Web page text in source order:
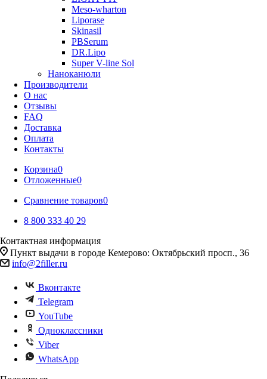
Meso-wharton
Liporase
Skinasil
PBSerum
DR.Lipo
Super V-line Sol
Наноканюли
Производители
О нас
Отзывы
FAQ
Доставка
Оплата
Контакты
Корзина0
Отложенные0
Сравнение товаров0
8 800 333 40 29
Контактная информация
Пункт выдачи в городе Кемерово: Октябрьский просп., 36
info@2filler.ru
Вконтакте
Telegram
YouTube
Одноклассники
Viber
WhatsApp